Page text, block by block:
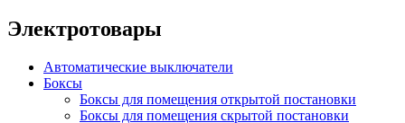
Электротовары
Автоматические выключатели
Боксы
Боксы для помещения открытой постановки
Боксы для помещения скрытой постановки